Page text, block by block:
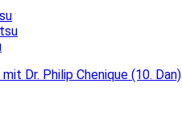
Dr. Philip Chenique (10. Dan)